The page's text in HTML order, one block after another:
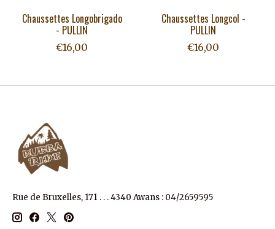
Chaussettes Longobrigado
- PULLIN
€16,00
Chaussettes Longcol -
PULLIN
€16,00
Rue de Bruxelles, 171 . . . 4340 Awans : 04/2659595